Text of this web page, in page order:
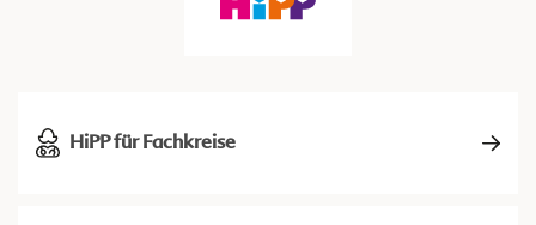
HiPP für Fachkreise